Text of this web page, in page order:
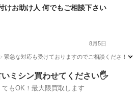
不用品回収 取り外し
けお助け人 何でもご相談下さい
8月5日
緊急な対応も受けておりますのでご相談くださ！
不用品回収 片付け
いミシン買わせてください🖐️
てもOK！最大限買取します